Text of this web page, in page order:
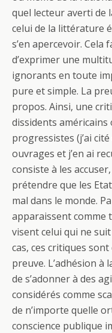
quel lecteur averti de
celui de la littérature
s’en apercevoir. Cela
d’exprimer une
ignorants en toute
pure et simple. La
propos. Ainsi, une
dissidents américains
progressistes (j’ai
ouvrages et j’en ai
consiste à les
prétendre que les
mal dans le monde.
apparaissent comme
visent celui qui ne
cas, ces critiques sont
preuve. L’adhésion
de s’adonner à des
considérés comme
de n’importe quelle
conscience publique